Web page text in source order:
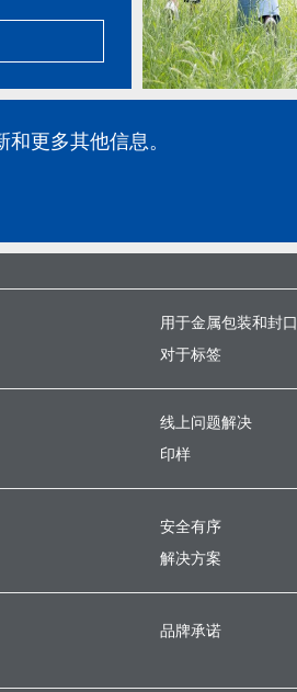
更多其他信息。
用于金属包装和封口
对于标签
线上问题解决
印样
安全有序
解决方案
品牌承诺